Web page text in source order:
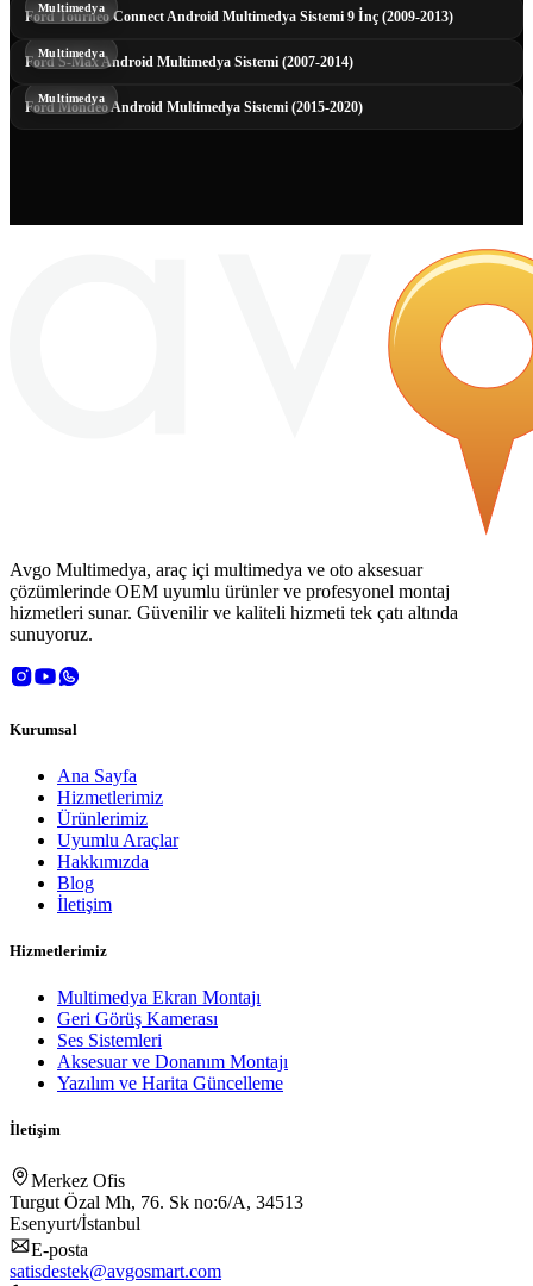
Ford Tourneo Connect Android Multimedya Sistemi 9 İnç (2009-2013)
Multimedya
Ford S-Max Android Multimedya Sistemi (2007-2014)
Multimedya
Ford Mondeo Android Multimedya Sistemi (2015-2020)
Multimedya
Avgo Multimedya, araç içi multimedya ve oto aksesuar
çözümlerinde OEM uyumlu ürünler ve profesyonel montaj
hizmetleri sunar. Güvenilir ve kaliteli hizmeti tek çatı altında
sunuyoruz.
Kurumsal
Ana Sayfa
Hizmetlerimiz
Ürünlerimiz
Uyumlu Araçlar
Hakkımızda
Blog
İletişim
Hizmetlerimiz
Multimedya Ekran Montajı
Geri Görüş Kamerası
Ses Sistemleri
Aksesuar ve Donanım Montajı
Yazılım ve Harita Güncelleme
İletişim
Merkez Ofis
Turgut Özal Mh, 76. Sk no:6/A, 34513
Esenyurt/İstanbul
E-posta
satisdestek@avgosmart.com